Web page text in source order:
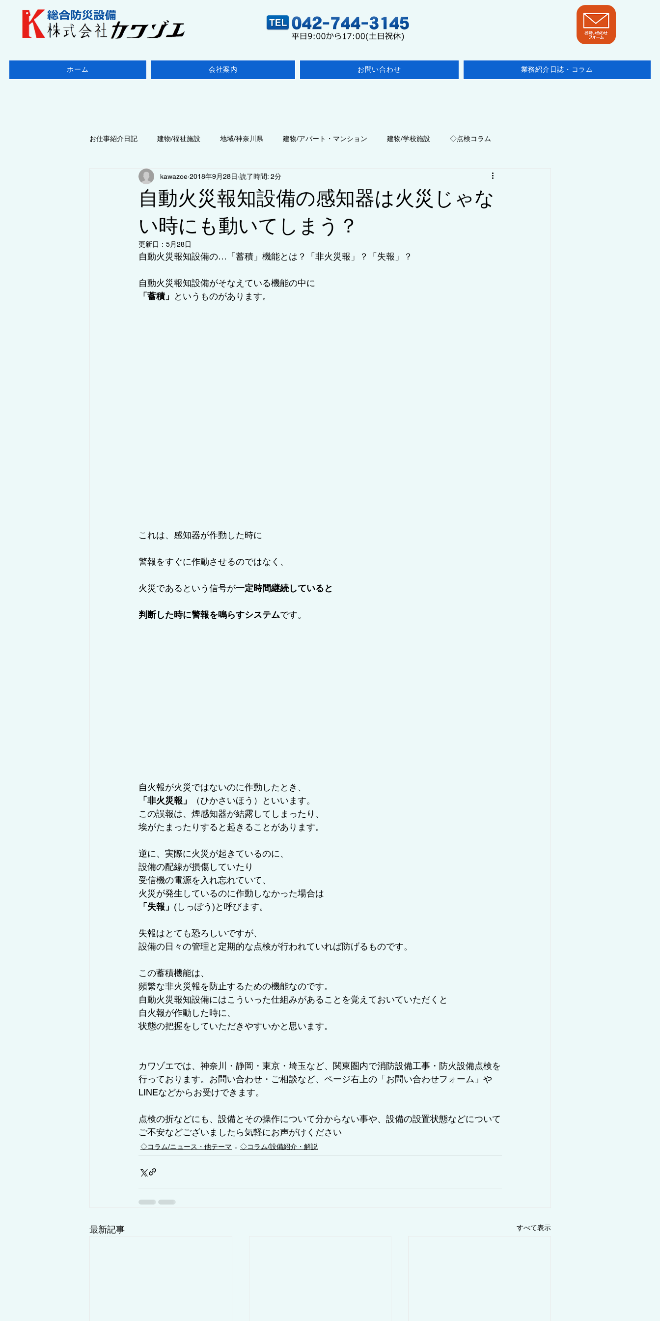
ホーム 会社案内 お問い合わせ 業務紹介日誌・コラム
お仕事紹介日記 建物/福祉施設 地域/神奈川県 建物/アパート・マンション 建物/学校施設 ◇点検コラム
地域/千葉県 ◆点検/防火設備点検 建物/医療施設
◆点検/ 消防設備 地域/東京都 建物/商業施設・事業所 ◆工事/施工・改修
◇コラム/設備紹介・解説 ◇コラム/耐用年数・更新期限
自動火災報知設備の感知器は火災じゃな
い時にも動いてしまう？
kawazoe 2018年9月28日 読了時間: 2分
更新日： 5月28日
自動火災報知設備の…「蓄積」機能とは？「非火災報」？「失報」？
自動火災報知設備がそなえている機能の中に
「蓄積」
というものがあります。
これは、感知器が作動した時に
警報をすぐに作動させるのではなく、
火災であるという信号が一定時間継続していると
判断した時に警報を鳴らすシステムです。
自火報が火災ではないのに作動したとき、
「非火災報」
（ひかさいほう）といいます。
この誤報は、煙感知器が結露してしまったり、
埃がたまったりすると起きることがあります。
逆に、実際に火災が起きているのに、
設備の配線が損傷していたり
受信機の電源を入れ忘れていて、
火災が発生しているのに作動しなかった場合は
「失報」 (しっぽう)と呼びます。
失報はとても恐ろしいですが、
設備の日々の管理と定期的な点検が行われていれば防げるものです。
この蓄積機能は、
頻繁な非火災報を防止するための機能なのです。
自動火災報知設備にはこういった仕組みがあることを覚えておいていただくと
自火報が作動した時に、
状態の把握をしていただきやすいかと思います。
カワゾエでは、神奈川・静岡・東京・埼玉など、関東圏内で消防設備工事・防火設備点検を
行っております。お問い合わせ・ご相談など、ページ右上の「お問い合わせフォーム」や
LINEなどからお受けできます。
点検の折などにも、設備とその操作について分からない事や、設備の設置状態などについて
ご不安などございましたら気軽にお声がけください
◇コラム/ニュース・他テーマ ◇コラム/設備紹介・解説
最新記事 すべて表示